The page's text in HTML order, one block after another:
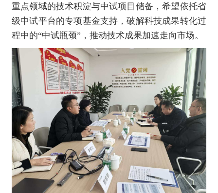
重点领域的技术积淀与中试项目储备，希望依托省
级中试平台的专项基金支持，破解科技成果转化过
程中的“中试瓶颈”，推动技术成果加速走向市场。